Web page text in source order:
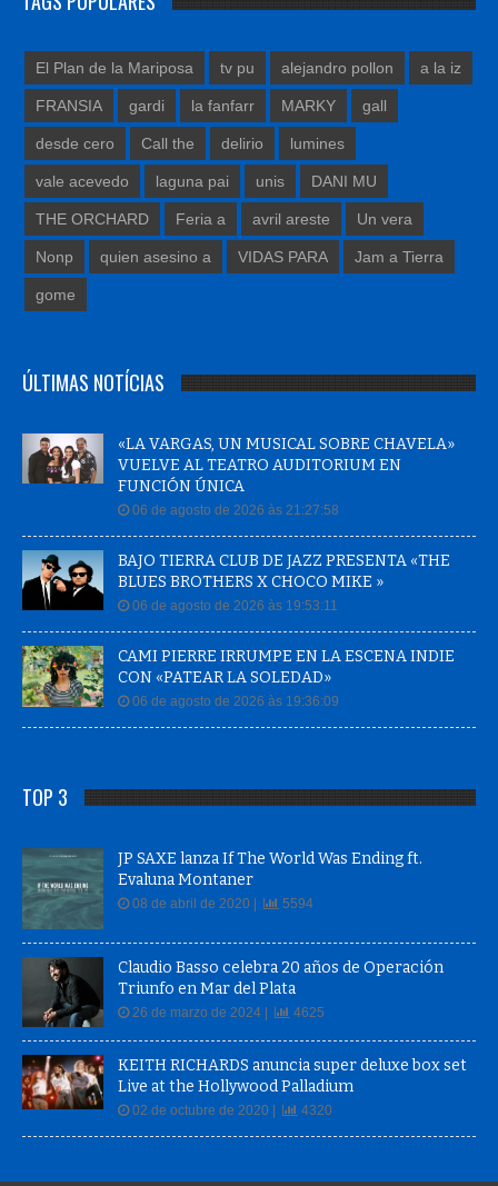
El Plan de la Mariposa tv pu alejandro pollon a la iz
FRANSIA gardi la fanfarr MARKY gall
desde cero Call the delirio lumines
vale acevedo laguna pai unis DANI MU
THE ORCHARD Feria a avril areste Un vera
Nonp quien asesino a VIDAS PARA Jam a Tierra
gome
ÚLTIMAS NOTÍCIAS
«LA VARGAS, UN MUSICAL SOBRE CHAVELA»
VUELVE AL TEATRO AUDITORIUM EN
FUNCIÓN ÚNICA
06 de agosto de 2026 às 21:27:58
BAJO TIERRA CLUB DE JAZZ PRESENTA «THE
BLUES BROTHERS X CHOCO MIKE »
06 de agosto de 2026 às 19:53:11
CAMI PIERRE IRRUMPE EN LA ESCENA INDIE
CON «PATEAR LA SOLEDAD»
06 de agosto de 2026 às 19:36:09
TOP 3
JP SAXE lanza If The World Was Ending ft.
Evaluna Montaner
08 de abril de 2020 | 5594
Claudio Basso celebra 20 años de Operación
Triunfo en Mar del Plata
26 de marzo de 2024 | 4625
KEITH RICHARDS anuncia super deluxe box set
Live at the Hollywood Palladium
02 de octubre de 2020 | 4320